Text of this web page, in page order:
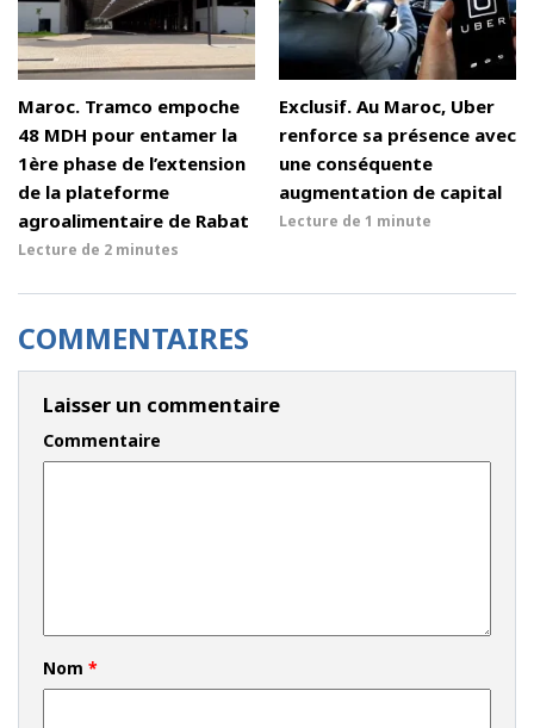
Maroc. Tramco empoche
48 MDH pour entamer la
1ère phase de l’extension
de la plateforme
agroalimentaire de Rabat
Lecture de 2 minutes
Exclusif. Au Maroc, Uber
renforce sa présence avec
une conséquente
augmentation de capital
Lecture de 1 minute
COMMENTAIRES
Laisser un commentaire
Commentaire
Nom *